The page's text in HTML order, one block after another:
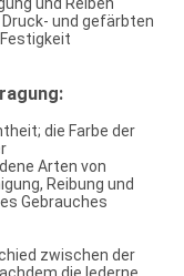
und Reiben
und gefärbten
die Farbe der
Arten von
Reibung und
Gebrauches
zwischen der